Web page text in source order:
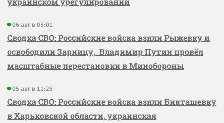
06 авг в 08:01
Сводка СВО: Российские войска взяли Рыжевку и
освободили Зарницу, Владимир Путин провёл
масштабные перестановки в Минобороны
05 авг в 11:26
Сводка СВО: Российские войска взяли Бикташевку
в Харьковской области, украинская